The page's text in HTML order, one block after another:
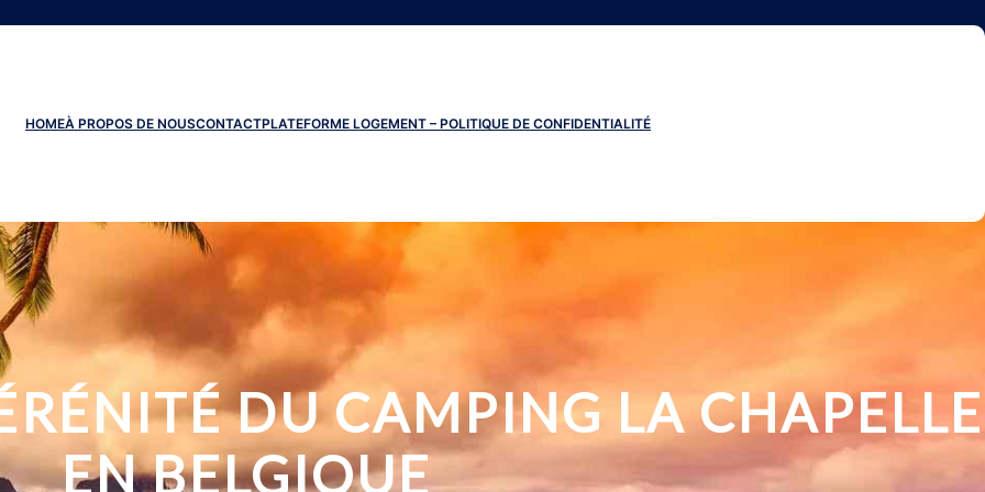
HOMEÀ PROPOS DE NOUSCONTACTPLATEFORME LOGEMENT – POLITIQUE DE CONFIDENTIALITÉ
DU CAMPING LA CHAPELLE
EN BELGIQUE